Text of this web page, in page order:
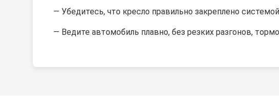
— Убедитесь, что кресло правильно закреплено
— Ведите автомобиль плавно, без резких разгонов,